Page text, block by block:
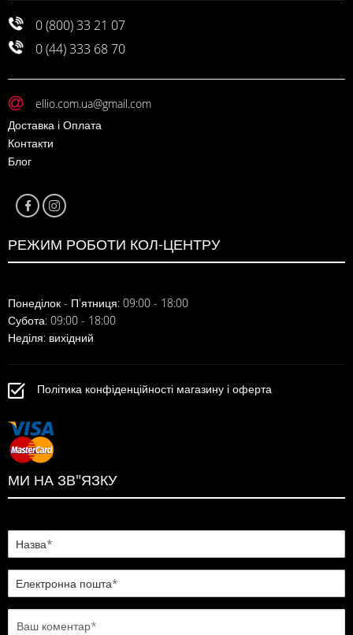
0 (800) 33 21 07
0 (44) 333 68 70
ellio.com.ua@gmail.com
Доставка і Оплата
Контакти
Блог
РЕЖИМ РОБОТИ КОЛ-ЦЕНТРУ
Понеділок - П'ятниця: 09:00 - 18:00
Субота: 09:00 - 18:00
Неділя: вихідний
Політика конфіденційності магазину і оферта
МИ НА ЗВ"ЯЗКУ